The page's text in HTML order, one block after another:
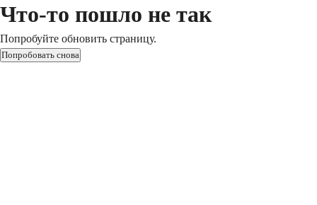
Что-то пошло не так
Попробуйте обновить страницу.
Попробовать снова